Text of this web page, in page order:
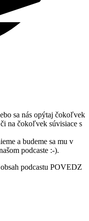
sa nás opýtaj čokoľvek
na čokoľvek súvisiace s
a budeme sa mu v
podcaste :-).
podcastu POVEDZ